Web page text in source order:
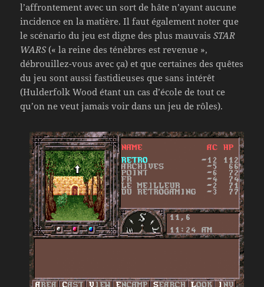
l’affrontement avec un sort de hâte n’ayant aucune
incidence en la matière. Il faut également noter que
le scénario du jeu est digne des plus mauvaisSTAR
WARS(« la reine des ténèbres est revenue »,
débrouillez-vous avec ça) et que certaines des quêtes
du jeu sont aussi fastidieuses que sans intérêt
(Hulderfolk Wood étant un cas d’école de tout ce
qu’on ne veut jamais voir dans un jeu de rôles).